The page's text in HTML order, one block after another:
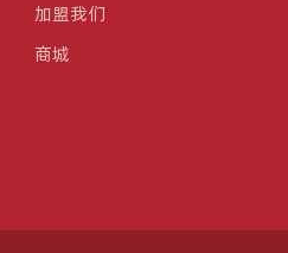
加盟我们
商城